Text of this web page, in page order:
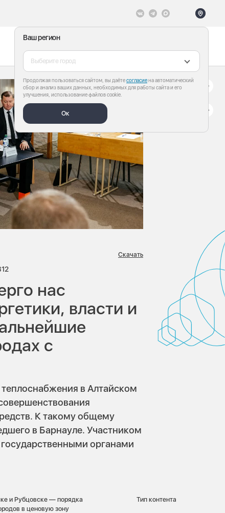
Ваш регион
Выберите город
Продолжая пользоваться сайтом, вы даётесогласиена автоматический
сбор и анализ ваших данных, необходимых для работы сайта и его
улучшения, использование файлов cookie.
Ок
Скачать
нас
власти и
с
в Алтайском
К такому общему
в Барнауле. Участником
органами
и Рубцовске — порядка
в ценовую зону
Тип контента